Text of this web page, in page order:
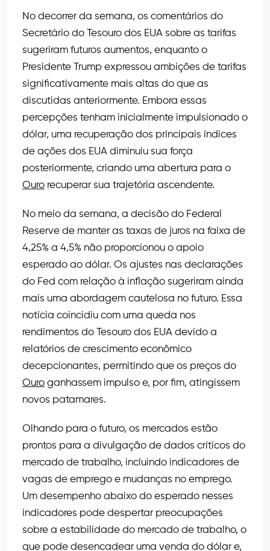
No decorrer da semana, os comentários do
Secretário do Tesouro dos EUA sobre as tarifas
sugeriram futuros aumentos, enquanto o
Presidente Trump expressou ambições de tarifas
significativamente mais altas do que as
discutidas anteriormente. Embora essas
percepções tenham inicialmente impulsionado o
dólar, uma recuperação dos principais índices
de ações dos EUA diminuiu sua força
posteriormente, criando uma abertura para o
Ouro recuperar sua trajetória ascendente.
No meio da semana, a decisão do Federal
Reserve de manter as taxas de juros na faixa de
4,25% a 4,5% não proporcionou o apoio
esperado ao dólar. Os ajustes nas declarações
do Fed com relação à inflação sugeriram ainda
mais uma abordagem cautelosa no futuro. Essa
notícia coincidiu com uma queda nos
rendimentos do Tesouro dos EUA devido a
relatórios de crescimento econômico
decepcionantes, permitindo que os preços do
Ouro ganhassem impulso e, por fim, atingissem
novos patamares.
Olhando para o futuro, os mercados estão
prontos para a divulgação de dados críticos do
mercado de trabalho, incluindo indicadores de
vagas de emprego e mudanças no emprego.
Um desempenho abaixo do esperado nesses
indicadores pode despertar preocupações
sobre a estabilidade do mercado de trabalho, o
que pode desencadear uma venda do dólar e,